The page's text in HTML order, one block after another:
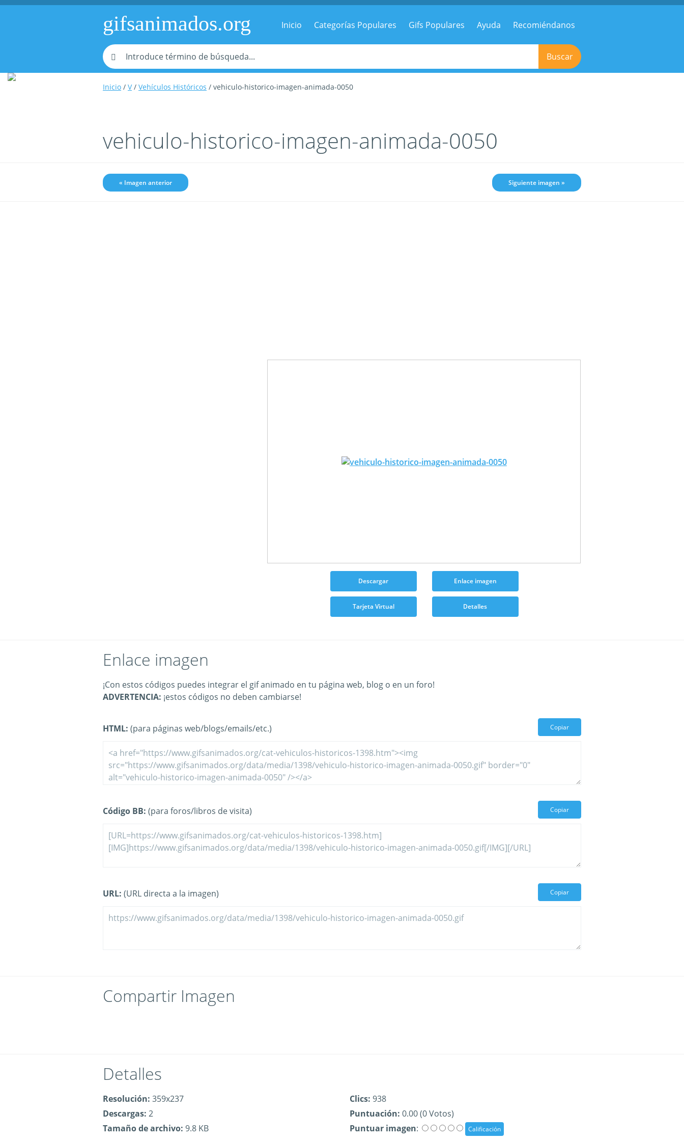
gifsanimados.org Inicio Categorías Populares Gifs Populares Ayuda Recomiéndanos
Buscar
Inicio / V/ Vehículos Históricos / vehiculo-historico-imagen-animada-0050
vehiculo-historico-imagen-animada-0050
« Imagen anterior Siguiente imagen »
Descargar Enlace imagen
Tarjeta Virtual Detalles
Enlace imagen
¡Con estos códigos puedes integrar el gif animado en tu página web, blog o en un foro!
ADVERTENCIA: ¡estos códigos no deben cambiarse!
HTML: (para páginas web/blogs/emails/etc.) Copiar
Código BB: (para foros/libros de visita) Copiar
URL: (URL directa a la imagen) Copiar
Compartir Imagen
Detalles
Resolución: 359x237
Descargas: 2
Tamaño de archivo: 9.8 KB
Clics: 938
Puntuación: 0.00 (0 Votos)
Puntuar imagen: